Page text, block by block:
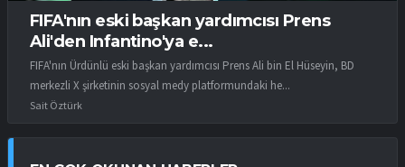
FIFA'nın eski başkan yardımcısı Prens
Ali'den Infantino'ya e...
FIFA'nın Ürdünlü eski başkan yardımcısı Prens Ali bin El Hüseyin, BD
merkezli X şirketinin sosyal medy platformundaki he...
Sait Öztürk